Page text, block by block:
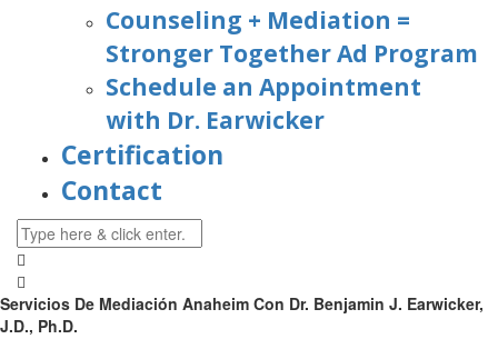
Counseling + Mediation =
Stronger Together Ad Program
Schedule an Appointment
with Dr. Earwicker
Certification
Contact
Servicios De Mediación Anaheim Con Dr. Benjamin J. Earwicker,
J.D., Ph.D.